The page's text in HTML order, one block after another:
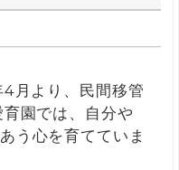
月より、民間移管
園では、自分や
う心を育てていま